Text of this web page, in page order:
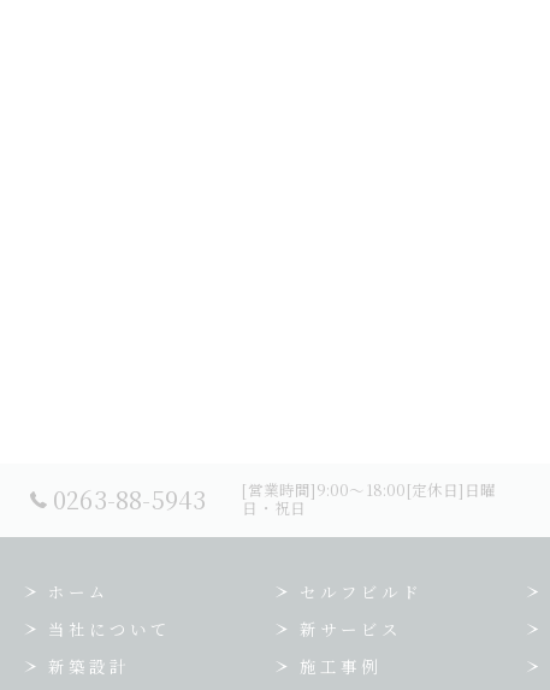
0263-88-5943
[営業時間]9:00～18:00[定休日]日曜
日・祝日
ホーム
当社について
新築設計
セルフビルド
新サービス
施工事例